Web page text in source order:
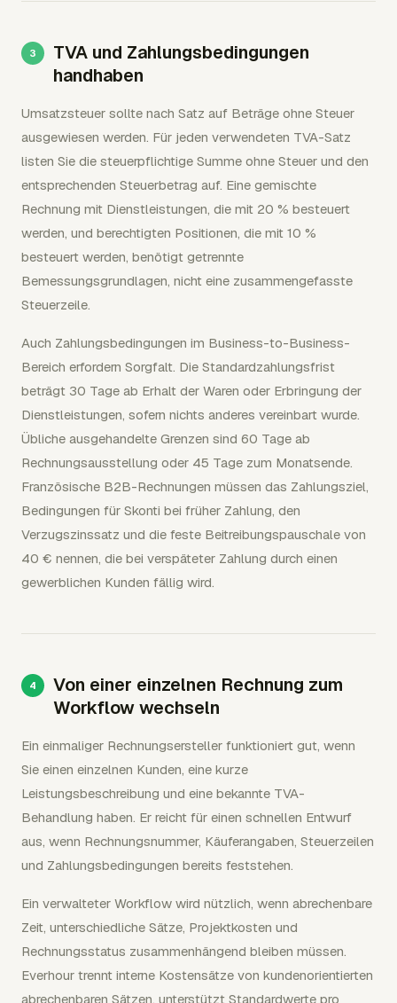
TVA und Zahlungsbedingungen
handhaben
Umsatzsteuer sollte nach Satz auf Beträge ohne Steuer
ausgewiesen werden. Für jeden verwendeten TVA-Satz
listen Sie die steuerpflichtige Summe ohne Steuer und den
entsprechenden Steuerbetrag auf. Eine gemischte
Rechnung mit Dienstleistungen, die mit 20 % besteuert
werden, und berechtigten Positionen, die mit 10 %
besteuert werden, benötigt getrennte
Bemessungsgrundlagen, nicht eine zusammengefasste
Steuerzeile.
Auch Zahlungsbedingungen im Business-to-Business-
Bereich erfordern Sorgfalt. Die Standardzahlungsfrist
beträgt 30 Tage ab Erhalt der Waren oder Erbringung der
Dienstleistungen, sofern nichts anderes vereinbart wurde.
Übliche ausgehandelte Grenzen sind 60 Tage ab
Rechnungsausstellung oder 45 Tage zum Monatsende.
Französische B2B-Rechnungen müssen das Zahlungsziel,
Bedingungen für Skonti bei früher Zahlung, den
Verzugszinssatz und die feste Beitreibungspauschale von
40 € nennen, die bei verspäteter Zahlung durch einen
gewerblichen Kunden fällig wird.
Von einer einzelnen Rechnung zum
Workflow wechseln
Ein einmaliger Rechnungsersteller funktioniert gut, wenn
Sie einen einzelnen Kunden, eine kurze
Leistungsbeschreibung und eine bekannte TVA-
Behandlung haben. Er reicht für einen schnellen Entwurf
aus, wenn Rechnungsnummer, Käuferangaben, Steuerzeilen
und Zahlungsbedingungen bereits feststehen.
Ein verwalteter Workflow wird nützlich, wenn abrechenbare
Zeit, unterschiedliche Sätze, Projektkosten und
Rechnungsstatus zusammenhängend bleiben müssen.
Everhour trennt interne Kostensätze von kundenorientierten
abrechenbaren Sätzen, unterstützt Standardwerte pro